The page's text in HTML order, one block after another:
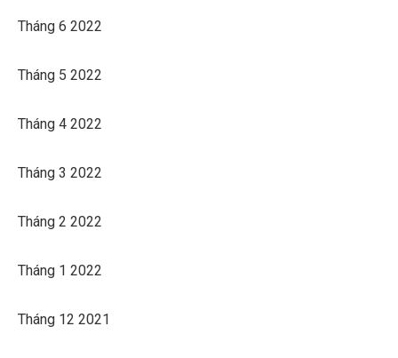
Tháng 6 2022
Tháng 5 2022
Tháng 4 2022
Tháng 3 2022
Tháng 2 2022
Tháng 1 2022
Tháng 12 2021